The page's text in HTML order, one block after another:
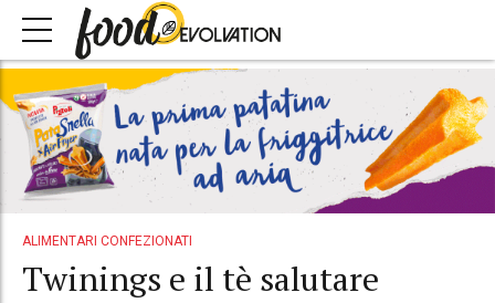
ALIMENTARI CONFEZIONATI
Twinings e il tè salutare